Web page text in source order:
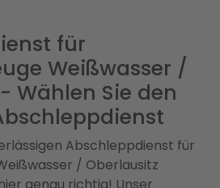
für
Weißwasser /
Wählen Sie den
Abschleppdienst für
/ Oberlausitz